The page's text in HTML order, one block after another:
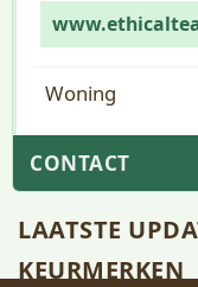
Woning
CONTACT
LAATSTE
KEURMERKEN